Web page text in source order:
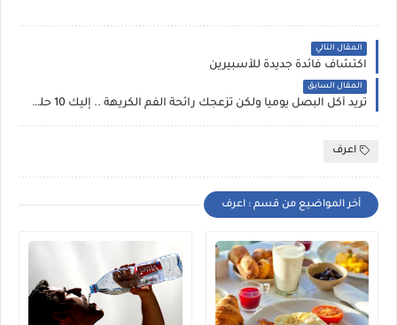
المقال التالي
اكتشاف فائدة جديدة للأسبيرين
المقال السابق
تريد أكل البصل يوميا ولكن تزعجك رائحة الفم الكريهة .. إليك 10 حلول طبيعية
اعرف
أخر المواضيع من قسم : اعرف